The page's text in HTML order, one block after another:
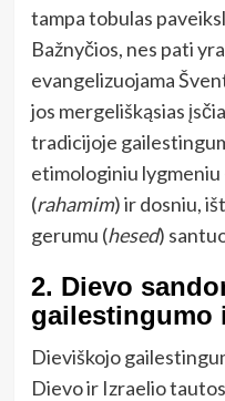
tampa tobulas
Bažnyčios, nes pati
evangelizuojama
jos mergeliškąsias
tradicijoje
etimologiniu lygmeniu
(rahamim) ir dosniu,
gerumu (hesed)
2. Dievo
gailestingumo
Dieviškojo
Dievo ir Izraelio